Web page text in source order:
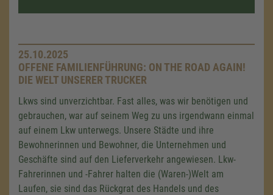
25.10.2025
OFFENE FAMILIENFÜHRUNG: ON THE ROAD AGAIN!
DIE WELT UNSERER TRUCKER
Lkws sind unverzichtbar. Fast alles, was wir benötigen und
gebrauchen, war auf seinem Weg zu uns irgendwann einmal
auf einem Lkw unterwegs. Unsere Städte und ihre
Bewohnerinnen und Bewohner, die Unternehmen und
Geschäfte sind auf den Lieferverkehr angewiesen. Lkw-
Fahrerinnen und -Fahrer halten die (Waren-)Welt am
Laufen, sie sind das Rückgrat des Handels und des